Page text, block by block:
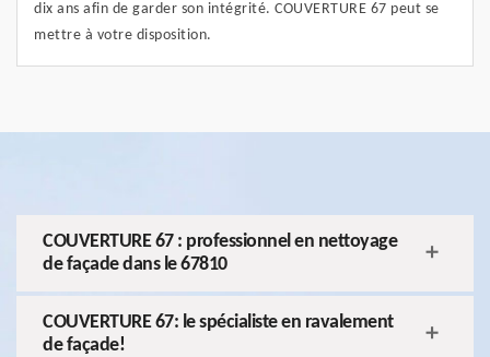
dix ans afin de garder son intégrité. COUVERTURE 67 peut se
mettre à votre disposition.
COUVERTURE 67 : professionnel en nettoyage
de façade dans le 67810
COUVERTURE 67: le spécialiste en ravalement
de façade!